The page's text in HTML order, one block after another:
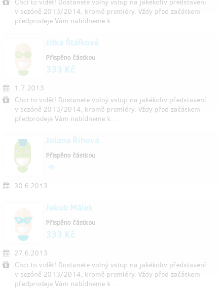
Chci to vidět! Dostanete volný vstup na jakékoliv představení
v sezóně 2013/2014, kromě premiéry. Vždy před začátkem
předprodeje Vám nabídneme k…
Jitka Štáfková
1.7.2013
Chci to vidět! Dostanete volný vstup na jakékoliv představení
v sezóně 2013/2014, kromě premiéry. Vždy před začátkem
předprodeje Vám nabídneme k…
Přispěno částkou
333 Kč
Jolana Říhová
30.6.2013
Přispěno částkou
Jakub Málek
27.6.2013
Chci to vidět! Dostanete volný vstup na jakékoliv představení
v sezóně 2013/2014, kromě premiéry. Vždy před začátkem
předprodeje Vám nabídneme k…
Přispěno částkou
333 Kč